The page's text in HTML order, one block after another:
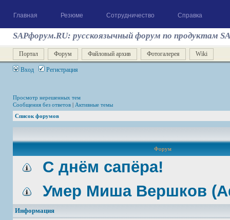
Главная Резюме Сотрудничество Справка
SAPфорум.RU: русскоязычный форум по продуктам
Портал Форум Файловый архив Фотогалерея Wiki
Вход Регистрация
Просмотр нерешенных тем
Сообщения без ответов | Активные темы
Список форумов
Форум
С днём сапёра!
Умер Миша Вершков
Информация